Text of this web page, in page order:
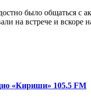
было общаться
на встрече и
«Кириши» 105.5 FM